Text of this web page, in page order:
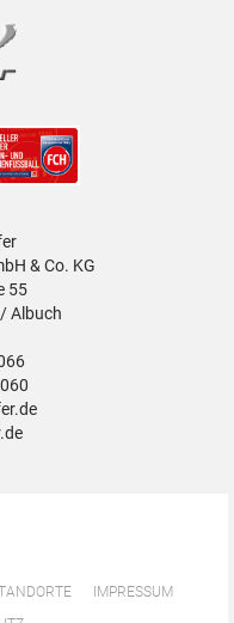
& Co. KG
55
Albuch
IMPRESSUM